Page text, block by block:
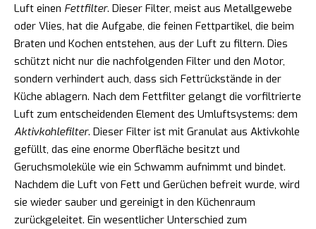
Luft einen Fettfilter. Dieser Filter, meist aus Metallgewebe
oder Vlies, hat die Aufgabe, die feinen Fettpartikel, die beim
Braten und Kochen entstehen, aus der Luft zu filtern. Dies
schützt nicht nur die nachfolgenden Filter und den Motor,
sondern verhindert auch, dass sich Fettrückstände in der
Küche ablagern. Nach dem Fettfilter gelangt die vorfiltrierte
Luft zum entscheidenden Element des Umluftsystems: dem
Aktivkohlefilter. Dieser Filter ist mit Granulat aus Aktivkohle
gefüllt, das eine enorme Oberfläche besitzt und
Geruchsmoleküle wie ein Schwamm aufnimmt und bindet.
Nachdem die Luft von Fett und Gerüchen befreit wurde, wird
sie wieder sauber und gereinigt in den Küchenraum
zurückgeleitet. Ein wesentlicher Unterschied zum